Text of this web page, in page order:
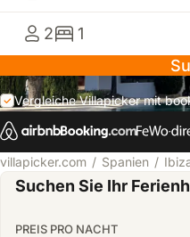
2
1
Vergleiche Villapicker mit
villapicker.com Spanien
Suchen Sie Ihr
PREIS PRO NACHT